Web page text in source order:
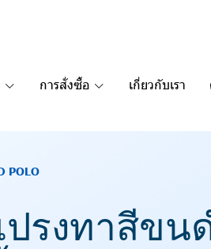
การสั่งซื้อ เกี่ยวกับเรา
POLO
ปรงทาสีขน